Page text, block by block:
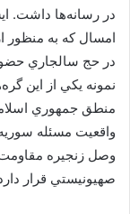
در رسانه‌ها داشت.
امسال كه به منظور
در حج سالجاري حضور
نمونه يكي از اين
منطق جمهوري
واقعيت مسئله
وصل زنجيره
صهيونيستي قرار